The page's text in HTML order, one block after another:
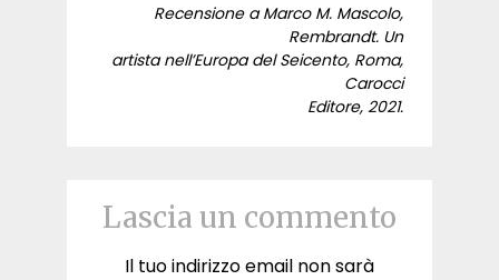
Recensione a Marco M. Mascolo,
Rembrandt. Un
artista nell’Europa del Seicento, Roma,
Carocci
Editore, 2021.
Lascia un commento
Il tuo indirizzo email non sarà